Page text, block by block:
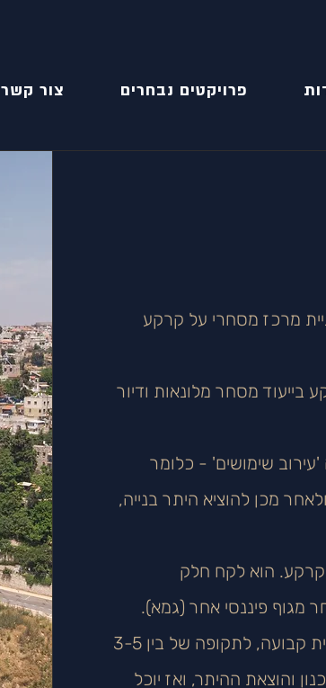
פרויקטים נבחרים צור קשר
מרכז מסחרי על קרקע
מסחר מלונאות ודיור
שימושים' - כלומר
מכן להוציא היתר בנייה,
הוא לקח חלק
מגוף פיננסי אחר (גמא).
הכסף שלכם ניתן ליזם כהלוואה שנושאת ריבית קבועה, לתקופה של בין 3-5
והוצאת ההיתר, ואז יוכל